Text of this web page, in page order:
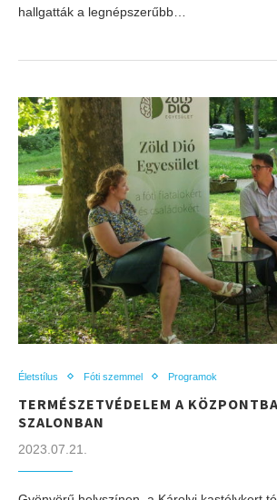
hallgatták a legnépszerűbb…
Életstílus Fóti szemmel Programok
TERMÉSZETVÉDELEM A
SZALONBAN
2023.07.21.